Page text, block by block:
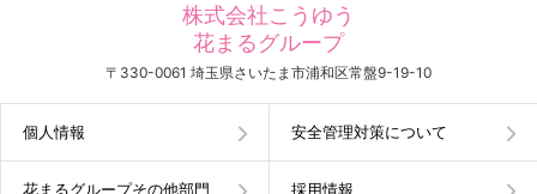
株式会社こうゆう
花まるグループ
〒330-0061 埼玉県さいたま市浦和区常盤9-19-10
個人情報 安全管理対策について
花まるグループその他部門 採用情報